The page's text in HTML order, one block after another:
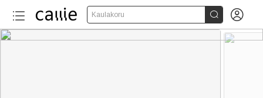
Kaulakoru  